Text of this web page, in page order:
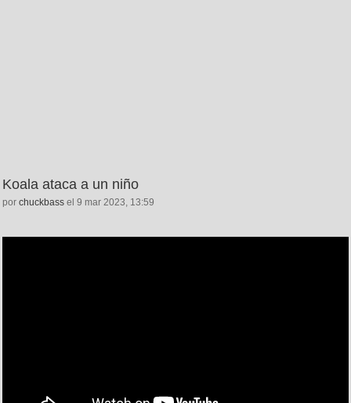
Koala ataca a un niño
por chuckbass el 9 mar 2023, 13:59